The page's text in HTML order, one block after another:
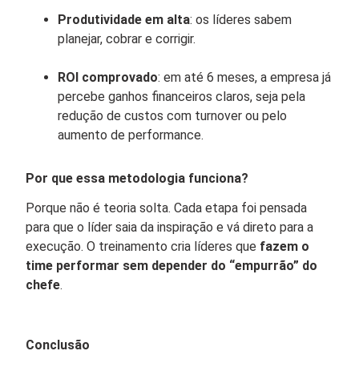
Produtividade em alta: os líderes sabem
planejar, cobrar e corrigir.
ROI comprovado: em até 6 meses, a empresa já
percebe ganhos financeiros claros, seja pela
redução de custos com turnover ou pelo
aumento de performance.
Por que essa metodologia funciona?
Porque não é teoria solta. Cada etapa foi pensada
para que o líder saia da inspiração e vá direto para a
execução. O treinamento cria líderes que fazem o
time performar sem depender do “empurrão” do
chefe.
Conclusão